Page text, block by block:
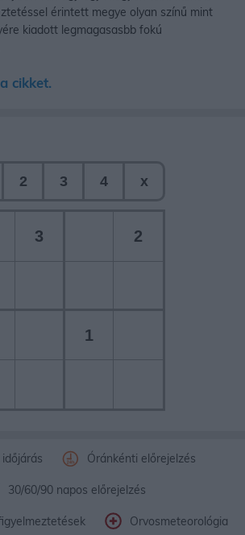
Óránkénti előrejelzés
30/60/90 napos előrejelzés
Orvosmeteorológia
2 3 4 x
3 2
1
érintett megye olyan színű mint
kiadott legmagasasbb fokú
cikket.